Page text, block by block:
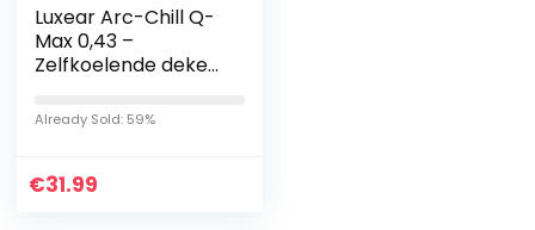
Luxear Arc-Chill Q-
Max 0,43 –
Zelfkoelende deken,
dubbelzijdig dun
zomerdeken,
verkoelende…
Already Sold: 59%
€31.99